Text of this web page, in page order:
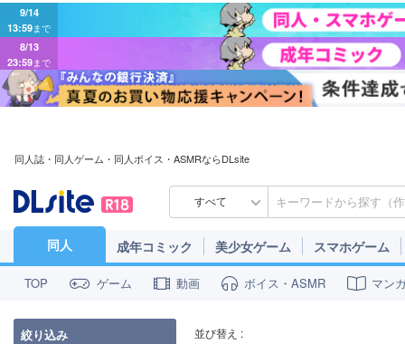
9/14
13:59まで
8/13
23:59まで
同人誌・同人ゲーム・同人ボイス・ASMRならDLsite
すべて
同人 成年コミック 美少女ゲーム スマホゲーム
TOP ゲーム 動画 ボイス・ASMR マン
並び替え :
絞り込み